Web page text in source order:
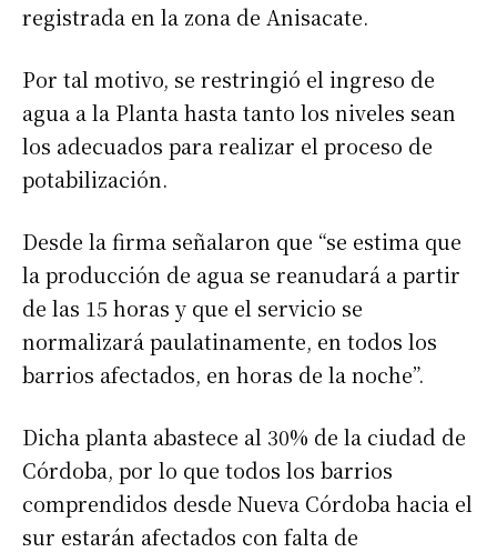
registrada en la zona de Anisacate.
Por tal motivo, se restringió el ingreso de
agua a la Planta hasta tanto los niveles sean
los adecuados para realizar el proceso de
potabilización.
Desde la firma señalaron que “se estima que
la producción de agua se reanudará a partir
de las 15 horas y que el servicio se
normalizará paulatinamente, en todos los
barrios afectados, en horas de la noche”.
Dicha planta abastece al 30% de la ciudad de
Córdoba, por lo que todos los barrios
comprendidos desde Nueva Córdoba hacia el
sur estarán afectados con falta de